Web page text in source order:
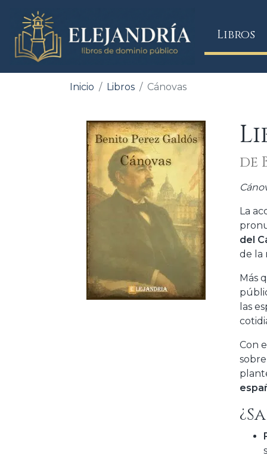
Libros
Inicio Libros Cánovas
de
La
del
de la
Más
las
Con